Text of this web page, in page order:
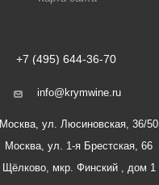
+7 (495) 644-36-70
info@krymwine.ru
Москва, ул. Люсиновская, 36/50
Москва, ул. 1-я Брестская, 66
Щёлково, мкр. Финский , дом 1